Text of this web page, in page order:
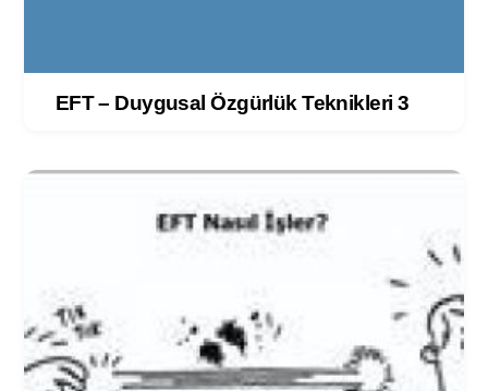
EFT – Duygusal Özgürlük Teknikleri 3